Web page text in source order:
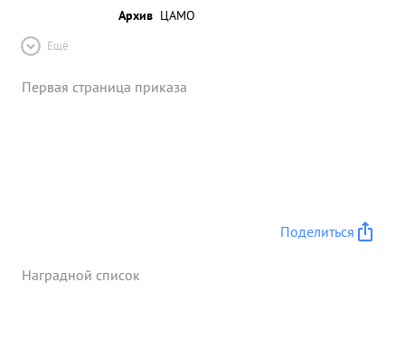
Архив ЦАМО
Ещё
Первая страница приказа
Поделиться
Наградной список